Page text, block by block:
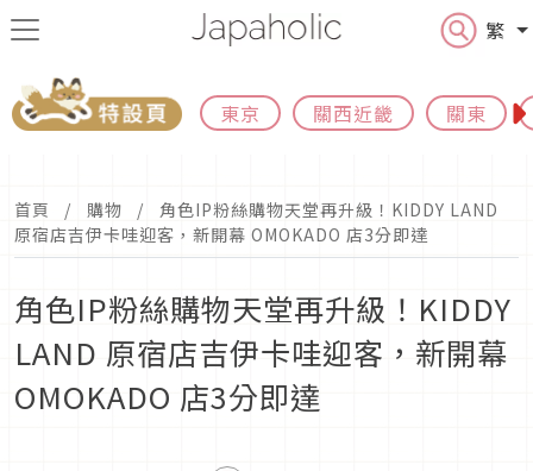
繁
東京 關西近畿 關東
首頁 購物
角色IP粉絲購物天堂再升級！KIDDY LAND
原宿店吉伊卡哇迎客，新開幕 OMOKADO 店3分即達
角色IP粉絲購物天堂再升級！KIDDY
LAND 原宿店吉伊卡哇迎客，新開幕
OMOKADO 店3分即達